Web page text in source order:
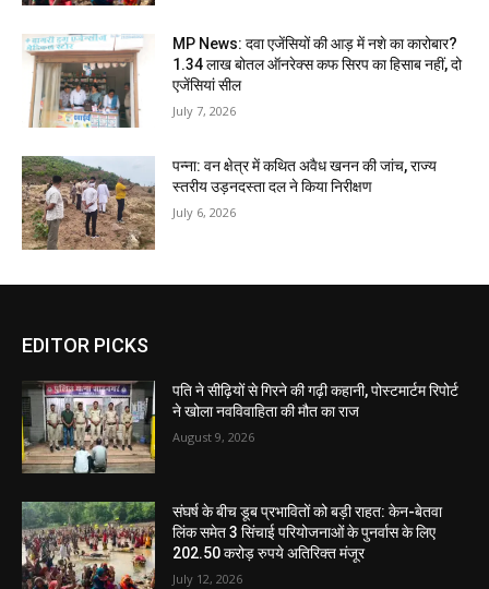
MP News: दवा एजेंसियों की आड़ में नशे का कारोबार?
1.34 लाख बोतल ऑनरेक्स कफ सिरप का हिसाब नहीं, दो
एजेंसियां सील
July 7, 2026
पन्ना: वन क्षेत्र में कथित अवैध खनन की जांच, राज्य
स्तरीय उड़नदस्ता दल ने किया निरीक्षण
July 6, 2026
EDITOR PICKS
पति ने सीढ़ियों से गिरने की गढ़ी कहानी, पोस्टमार्टम रिपोर्ट
ने खोला नवविवाहिता की मौत का राज
August 9, 2026
संघर्ष के बीच डूब प्रभावितों को बड़ी राहत: केन-बेतवा
लिंक समेत 3 सिंचाई परियोजनाओं के पुनर्वास के लिए
202.50 करोड़ रुपये अतिरिक्त मंजूर
July 12, 2026